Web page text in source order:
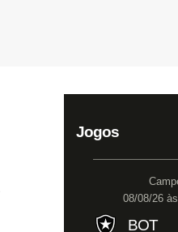
Jogos
08/08/26
BOT